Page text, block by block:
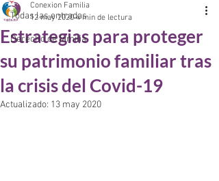
Todas las entradas
Derecho de familia
Estrategias para proteger
su patrimonio familiar tras
la crisis del Covid-19
Conexion Familia
12 may 2020 4 min de lectura
Actualizado: 13 may 2020